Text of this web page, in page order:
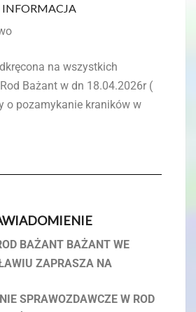
INFORMACJA
na wszystkich
Bażant w dn 18.04.2026r (
o pozamykanie kraników w
BAŻANT BAŻANT WE
ZAPRASZA NA
SPRAWOZDAWCZE W ROD